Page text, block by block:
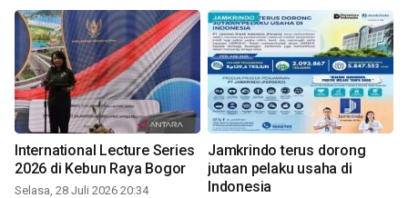
International Lecture Series
2026 di Kebun Raya Bogor
Selasa, 28 Juli 2026 20:34
Jamkrindo terus dorong
jutaan pelaku usaha di
Indonesia